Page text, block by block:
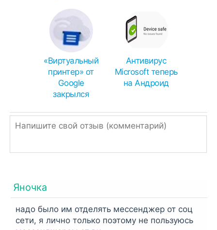
«Виртуальный
принтер» от
Google
закрылся
Антивирус
Microsoft теперь
на Андроид
Яночка
надо было им отделять мессенджер от соц
сети, я лично только поэтому не пользуюсь